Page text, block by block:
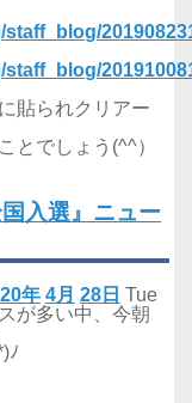
貼られクリアー
とでしょう(^^）
入選』ニュー
年 4月 28日 Tue
が多い中、今朝
ﾉ